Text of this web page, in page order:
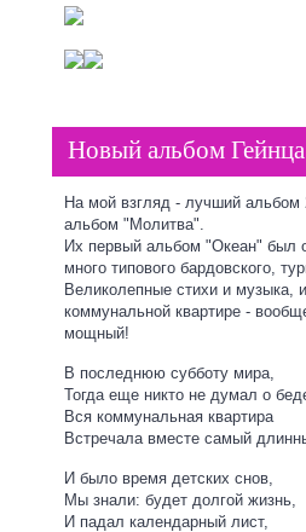
Новый альбом
На мой взгляд - лучший альбом
альбом "Молитва".
Их первый альбом "Океан" был
много типового бардовского,
Великолепные стихи и музыка,
коммунальной квартире -
мощный!
В последнюю субботу мира,
Тогда еще никто не думал о
Вся коммунальная квартира
Встречала вместе самый
И было время детских снов,
Мы знали: будет долгой жизнь,
И падал календарный лист,